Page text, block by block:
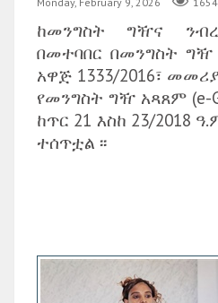
ከመንግስት ግዥና
በመተባበር በመንግስት ግዥ
አዋጅ 1333/2016፣
የመንግስት ግዥ አጻጸም (e-
ከጥር 21 እስከ 23/2018
ተሰጥቷል ፡፡